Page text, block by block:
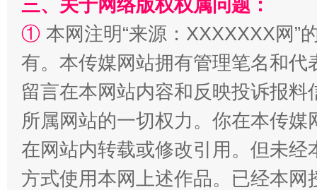
解纷+调解+退费，一次搞定
三、关于网络版权权属问题：
① 本网注明“来源：XXXXXXX网”
有。本传媒网站拥有管理笔名和
留言在本网站内容和反映投诉报
所属网站的一切权力。你在本传
在网站内转载或修改引用。但未
方式使用本网上述作品。已经本